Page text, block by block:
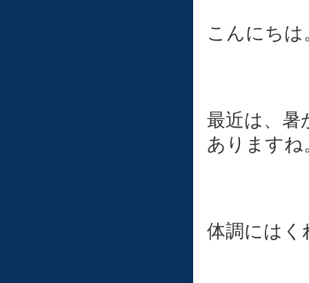
こんにちは
最近は、暑
ありますね
体調には